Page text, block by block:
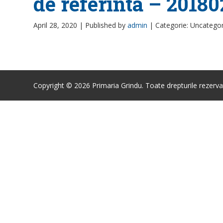
April 28, 2020 | Published by admin | Categorie:
Copyright © 2026 Primaria Grindu. Toate drepturile